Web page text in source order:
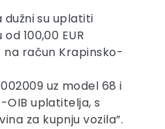
dužni su uplatiti
100,00 EUR
račun Krapinsko-
uz model 68 i
OIB uplatitelja, s
za kupnju vozila”.